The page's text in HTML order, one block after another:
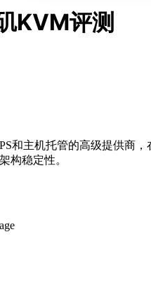
KVM评测
和主机托管的高级提供商
构稳定性。